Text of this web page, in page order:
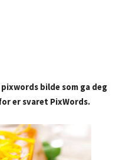
bilde som ga deg
er svaret PixWords.